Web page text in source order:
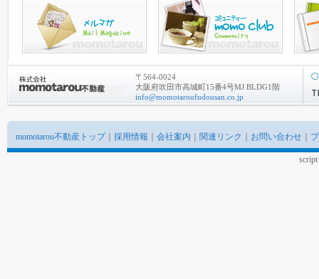
〒564-0024
大阪府吹田市高城町15番4号MJ BLDG1階
info@momotaroufudousan.co.jp
momotarou不動産トップ｜ 採用情報 会社案内 関連リンク お問い合わせ